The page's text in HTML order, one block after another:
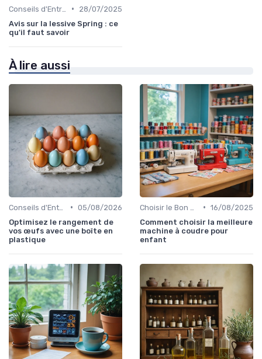
•
28/07/2025
Avis sur la lessive Spring : ce
qu'il faut savoir
À lire aussi
• 05/08/2026
Optimisez le rangement de
vos œufs avec une boîte en
plastique
• 16/08/2025
Comment choisir la meilleure
machine à coudre pour
enfant